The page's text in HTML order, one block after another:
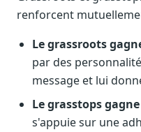
renforcent
Le grassroots
par des
message et lui
Le grasstops
s'appuie sur une